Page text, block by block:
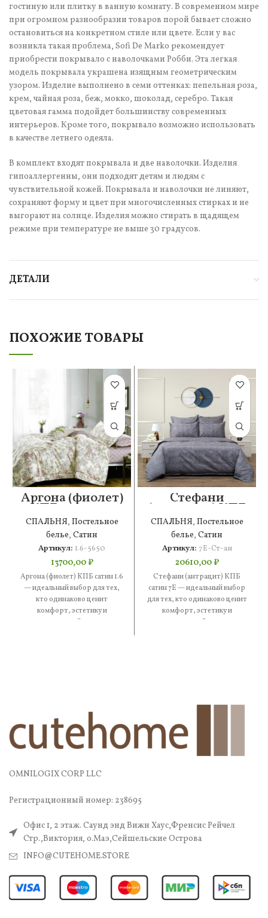
гостиную или плитку в ванную комнату. В современном мире
при огромном разнообразии товаров порой бывает сложно
остановиться на конкретном стиле или цвете. Если у вас
возникла такая проблема, Sofi De Marko рекомендует
приобрести покрывало с наволочками Робби. Эта легкая
модель покрывала украшена изящным геометрическим
узором. Изделие выполнено в семи оттенках: пепельная роза,
крем, чайная роза, беж, мокко, шоколад, серебро. Такая
цветовая гамма подойдет большинству современных
интерьеров. Кроме того, покрывало возможно использовать
в качестве летнего одеяла.
В комплект входят покрывала и две наволочки. Изделия
гипоаллергенны, они подходят детям и людям с
чувствительной кожей. Покрывала и наволочки не линяют,
сохраняют форму и цвет при многочисленных стирках и не
выгорают на солнце. Изделия можно стирать в щадящем
режиме при температуре не выше 30 градусов.
ДЕТАЛИ
ПОХОЖИЕ ТОВАРЫ
Аргона (фиолет)
КПБ сатин 1.6
СПАЛЬНЯ, Постельное
белье, Сатин
Артикул: 1.6-5650
13700,00₽
Аргона (фиолет) КПБ сатин 1.6
— идеальный выбор для тех,
кто одинаково ценит
комфорт, эстетику и
практичность. В составе —
Стефани
(антрацит) КПБ
сатин 7Е
СПАЛЬНЯ, Постельное
белье, Сатин
Артикул: 7Е-Ст-ан
20610,00₽
Стефани (антрацит) КПБ
сатин 7Е — идеальный выбор
для тех, кто одинаково ценит
комфорт, эстетику и
практичность. В составе —
OMNILOGIX CORP LLC
Регистрационный номер: 238695
Офис 1, 2 этаж. Саунд энд Вижн Хаус,Френсис Рейчел
Стр.,Виктория, о.Маэ,Сейшельские Острова
INFO@CUTEHOME.STORE